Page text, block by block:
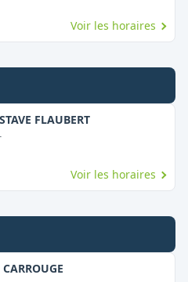
Voir les horaires
FLAUBERT
Voir les horaires